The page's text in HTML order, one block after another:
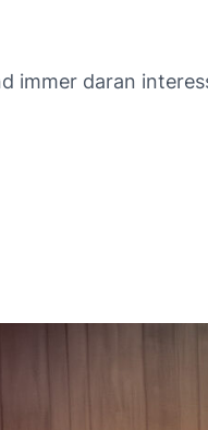
immer daran